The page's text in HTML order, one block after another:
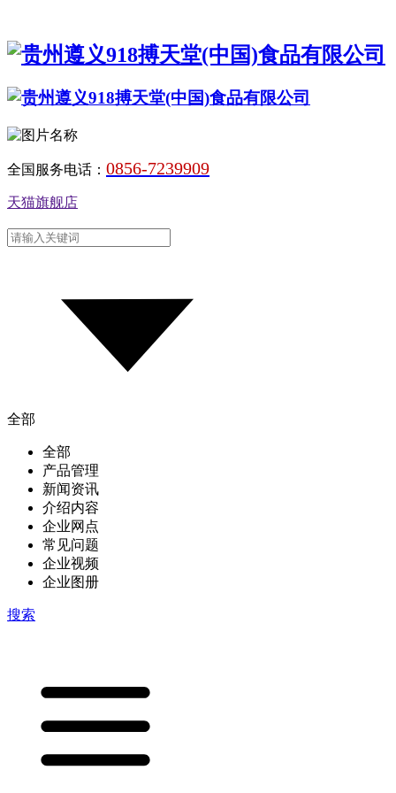
全国服务电话： 0856-7239909
天猫旗舰店
全部
全部
产品管理
新闻资讯
介绍内容
企业网点
常见问题
企业视频
企业图册
搜索